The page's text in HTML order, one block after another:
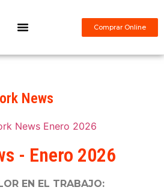
Comprar Online
News
- Enero 2026
EN EL TRABAJO: